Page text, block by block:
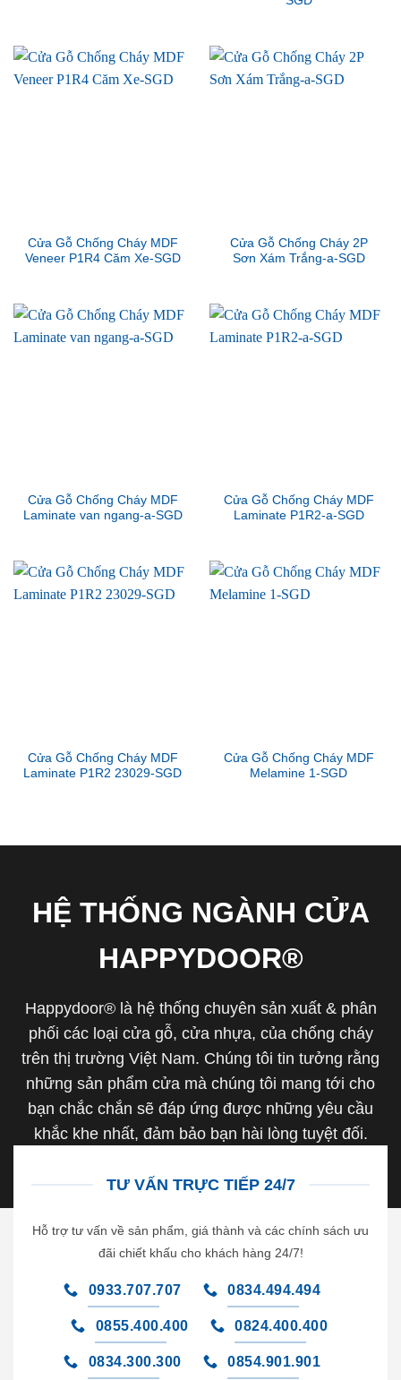
Cửa Gỗ Chống Cháy MDF
Veneer P1R4 Căm Xe-SGD
Cửa Gỗ Chống Cháy 2P
Sơn Xám Trắng-a-SGD
Cửa Gỗ Chống Cháy MDF
Laminate van ngang-a-SGD
Cửa Gỗ Chống Cháy MDF
Laminate P1R2-a-SGD
Cửa Gỗ Chống Cháy MDF
Laminate P1R2 23029-SGD
Cửa Gỗ Chống Cháy MDF
Melamine 1-SGD
HỆ THỐNG NGÀNH CỬA
HAPPYDOOR®
Happydoor® là hệ thống chuyên sản xuất & phân
phối các loại cửa gỗ, cửa nhựa, của chống cháy
trên thị trường Việt Nam. Chúng tôi tin tưởng rằng
những sản phẩm cửa mà chúng tôi mang tới cho
bạn chắc chắn sẽ đáp ứng được những yêu cầu
khắc khe nhất, đảm bảo bạn hài lòng tuyệt đối.
TƯ VẤN TRỰC TIẾP 24/7
Hỗ trợ tư vấn về sản phẩm, giá thành và các chính sách ưu
đãi chiết khấu cho khách hàng 24/7!
0933.707.707 0834.494.494
0855.400.400 0824.400.400
0834.300.300 0854.901.901